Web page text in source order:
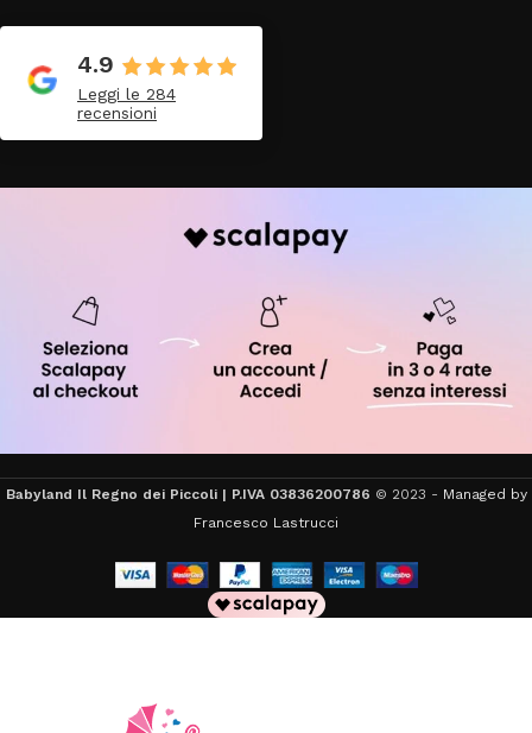
4.9
Leggi le 284
recensioni
Babyland Il Regno dei Piccoli | P.IVA 03836200786 © 2023 - Managed by
Francesco Lastrucci